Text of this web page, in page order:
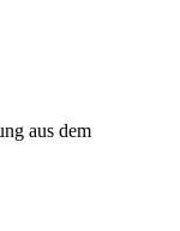
aus dem